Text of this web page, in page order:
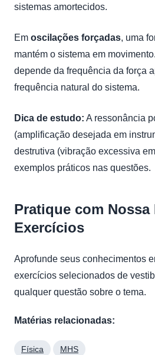
sistemas amortecidos.
Em oscilações forçadas, uma
mantém o sistema em
depende da frequência da força
frequência natural do sistema.
Dica de estudo: A ressonância
(amplificação desejada em
destrutiva (vibração excessiva
exemplos práticos nas questões.
Pratique com Nossa
Exercícios
Aprofunde seus conhecimentos
exercícios selecionados de
qualquer questão sobre o tema.
Matérias relacionadas:
Física MHS